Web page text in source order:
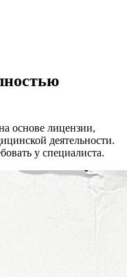
основе лицензии,
деятельности.
у специалиста.